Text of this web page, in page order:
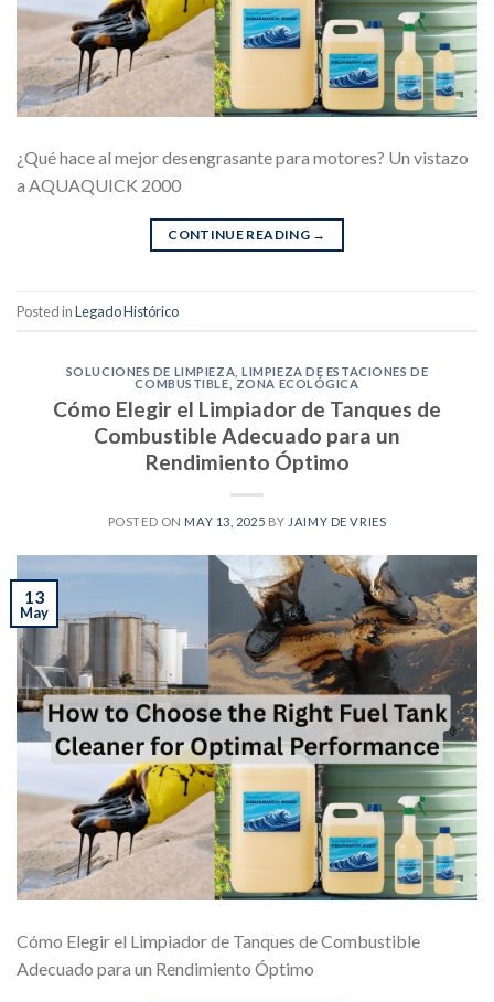
¿Qué hace al mejor desengrasante para motores? Un vistazo
a AQUAQUICK 2000
CONTINUE READING →
Posted inLegado Histórico
SOLUCIONES DE LIMPIEZA ,LIMPIEZA DE ESTACIONES DE
COMBUSTIBLE
ZONA ECOLÓGICA
Cómo Elegir el Limpiador de Tanques de
Combustible Adecuado para un
Rendimiento Óptimo
POSTED ON MAY 13, 2025 BY JAIMY DE VRIES
13
May
Cómo Elegir el Limpiador de Tanques de Combustible
Adecuado para un Rendimiento Óptimo